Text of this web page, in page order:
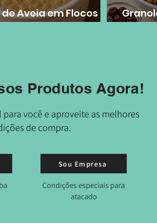
Aveia em Flocos
Produtos Agora!
você e aproveite as melhores
de compra.
Sou Empresa
Condições especiais para
atacado